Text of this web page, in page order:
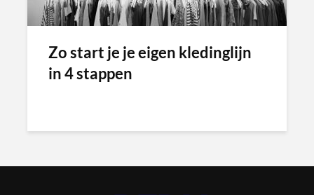
Zo start je je eigen kledinglijn
in 4 stappen